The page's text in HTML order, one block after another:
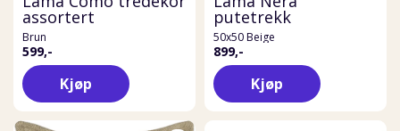
assortert
Brun
599,-
Kjøp
putetrekk
50x50 Beige
899,-
Kjøp